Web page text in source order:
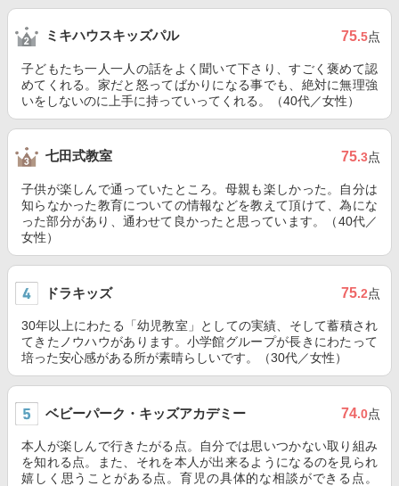
ミキハウスキッズパル 75.5点
子どもたち一人一人の話をよく聞いて下さり、すごく褒めて認
めてくれる。家だと怒ってばかりになる事でも、絶対に無理強
いをしないのに上手に持っていってくれる。（40代／女性）
七田式教室 75.3点
子供が楽しんで通っていたところ。母親も楽しかった。自分は
知らなかった教育についての情報などを教えて頂けて、為にな
った部分があり、通わせて良かったと思っています。（40代／
女性）
ドラキッズ 75.2点
30年以上にわたる「幼児教室」としての実績、そして蓄積され
てきたノウハウがあります。小学館グループが長きにわたって
培った安心感がある所が素晴らしいです。（30代／女性）
ベビーパーク・キッズアカデミー 74.0点
本人が楽しんで行きたがる点。自分では思いつかない取り組み
を知れる点。また、それを本人が出来るようになるのを見られ
嬉しく思うことがある点。育児の具体的な相談ができる点。